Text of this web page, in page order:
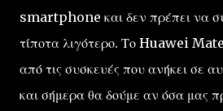
smartphone και δεν πρέπει να
τίποτα λιγότερο. Το Huawei
από τις συσκευές που ανήκει σε
και σήμερα θα δούμε αν όσα μας